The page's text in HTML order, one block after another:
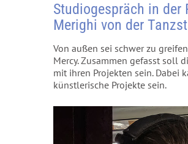
Studiogespräch in der
Merighi von der
Von außen sei schwer zu
Mercy. Zusammen gefasst soll
mit ihren Projekten sein. Dabei
künstlerische Projekte sein.